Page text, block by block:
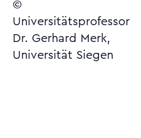
©
Universitätsprofessor
Dr. Gerhard Merk,
Universität Siegen